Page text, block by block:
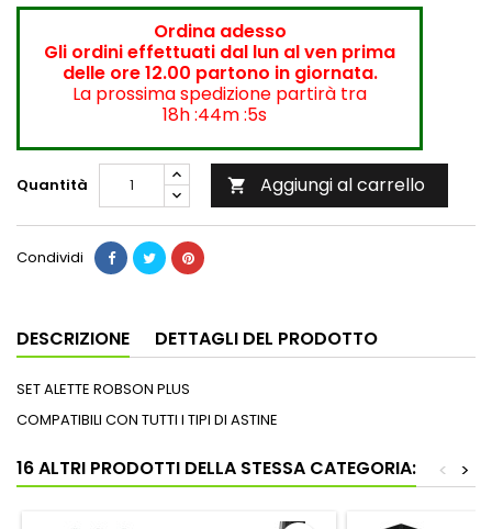
Ordina adesso
Gli ordini effettuati dal lun al ven prima
delle ore 12.00 partono in giornata.
La prossima spedizione partirà tra
18h :44m :4s
Quantità  Aggiungi al carrello
Condividi
DESCRIZIONE DETTAGLI DEL PRODOTTO
SET ALETTE ROBSON PLUS
COMPATIBILI CON TUTTI I TIPI DI ASTINE
16 ALTRI PRODOTTI DELLA STESSA CATEGORIA: >
<